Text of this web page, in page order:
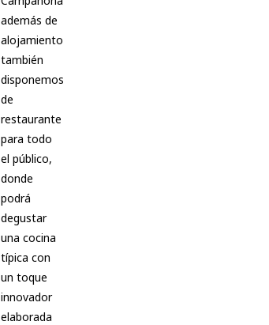
además de
alojamiento
también
disponemos
de
restaurante
para todo
el público,
donde
podrá
degustar
una cocina
típica con
un toque
innovador
elaborada